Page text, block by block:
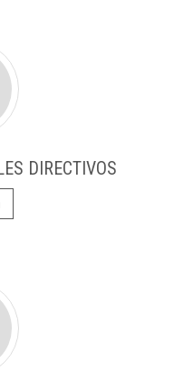
DIRECTIVOS